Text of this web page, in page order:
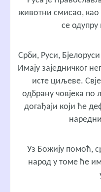
животни смисао,
се одупру
Срби, Руси,
Имају заједничког
исте циљеве.
одбрану човјека по
догађаји који ће
Уз Божију помоћ,
народ у томе ће